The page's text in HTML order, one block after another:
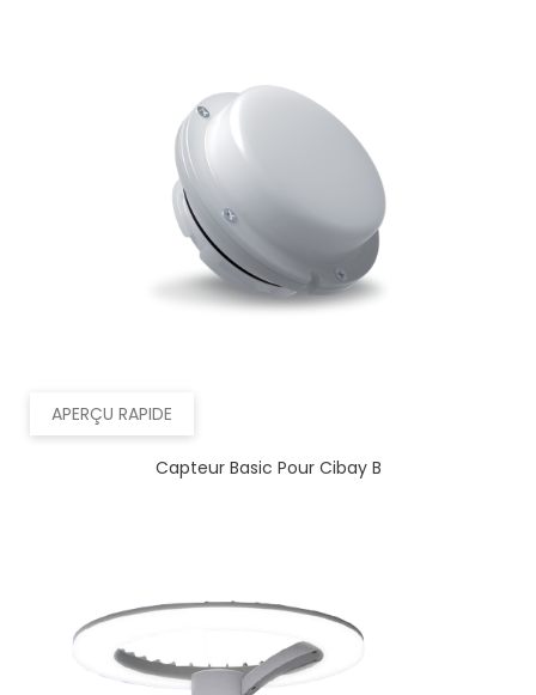
APERÇU RAPIDE
Capteur Basic Pour Cibay B